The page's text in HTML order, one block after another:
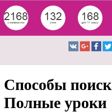
Способы
Полные уроки